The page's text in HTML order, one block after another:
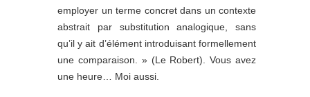
employer un terme concret dans un contexte
abstrait par substitution analogique, sans
qu’il y ait d’élément introduisant formellement
une comparaison. » (Le Robert). Vous avez
une heure… Moi aussi.